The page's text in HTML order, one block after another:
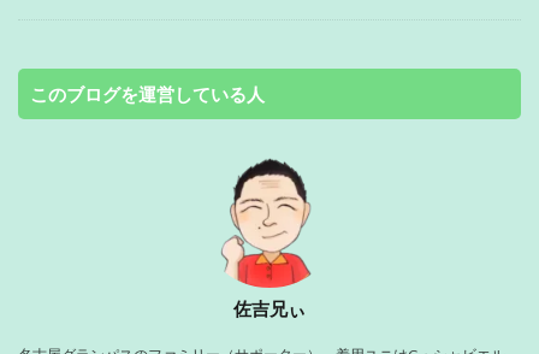
このブログを運営している人
佐吉兄ぃ